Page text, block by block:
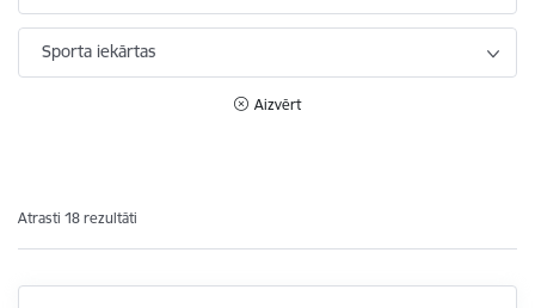
Sporta iekārtas
Aizvērt
Atrasti 18 rezultāti